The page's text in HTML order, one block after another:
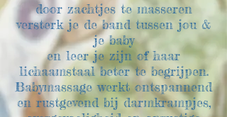
door zachtjes te masseren
versterk je de band tussen jou &
je baby
en leer je zijn of haar
lichaamstaal beter te begrijpen.
Babymassage werkt ontspannend
en rustgevend bij darmkrampjes,